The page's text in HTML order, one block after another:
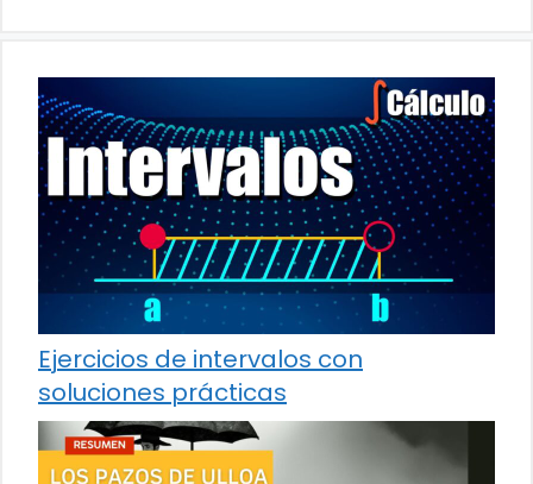
Ejercicios de intervalos con
soluciones prácticas